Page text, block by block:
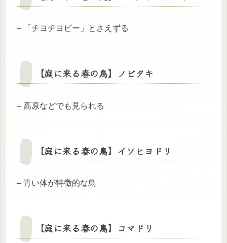
– 「チヨチヨビー」とさえずる
【庭に来る春の鳥】 ノビタキ
– 高原などでも見られる
【庭に来る春の鳥】 イソヒヨドリ
– 青い体が特徴的な鳥
【庭に来る春の鳥】 コマドリ